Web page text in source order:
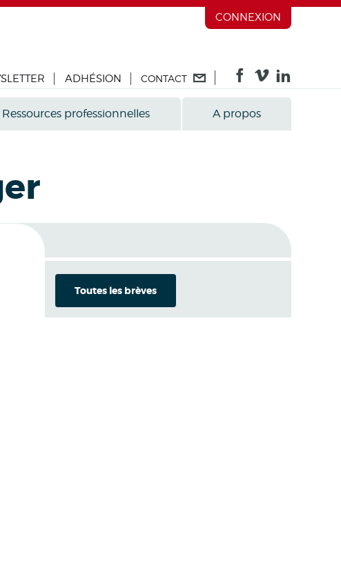
CONNEXION
ADHÉSION CONTACT
Ressources professionnelles A propos
Toutes les brèves